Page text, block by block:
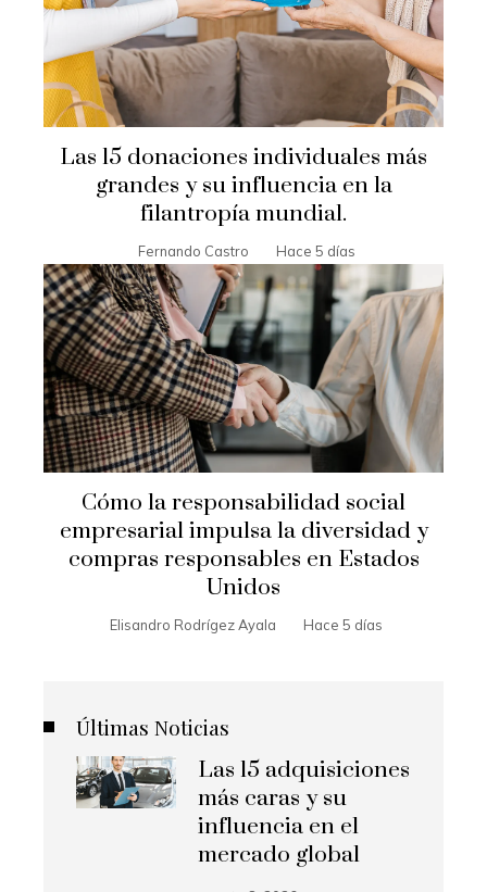
Las 15 donaciones individuales más
grandes y su influencia en la
filantropía mundial.
Fernando Castro Hace 5 días
Cómo la responsabilidad social
empresarial impulsa la diversidad y
compras responsables en Estados
Unidos
Elisandro Rodrígez Ayala Hace 5 días
Últimas Noticias
Las 15 adquisiciones
más caras y su
influencia en el
mercado global